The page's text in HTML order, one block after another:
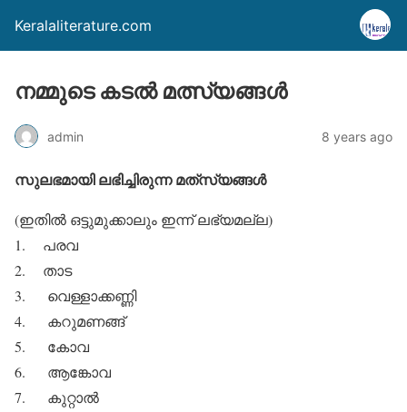
Keralaliterature.com
നമ്മുടെ കടല്‍ മത്സ്യങ്ങള്‍
admin 8 years ago
സുലഭമായി ലഭിച്ചിരുന്ന മത്‌സ്യങ്ങള്‍
(ഇതില്‍ ഒട്ടുമുക്കാലും ഇന്ന് ലഭ്യമല്ല)
1. പരവ
2. താട
3. വെള്ളാക്കണ്ണി
4. കറുമണങ്ങ്
5. കോവ
6. ആങ്കോവ
7. കുറ്റാല്‍